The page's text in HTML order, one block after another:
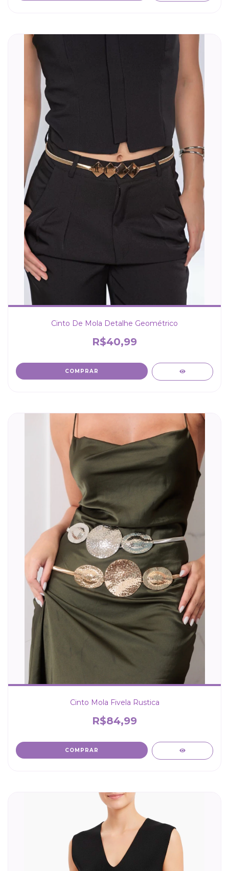
Cinto De Mola Detalhe Geométrico
R$40,99
COMPRAR
Cinto Mola Fivela Rustica
R$84,99
COMPRAR